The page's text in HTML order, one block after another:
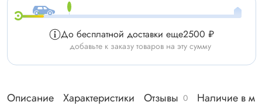
До бесплатной доставки еще2500 ₽
добавьте к заказу товаров на эту сумму
Описание Характеристики Отзывы 0 Наличие в